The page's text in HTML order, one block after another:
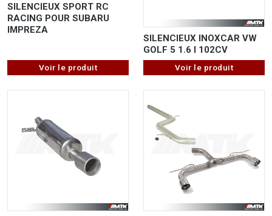
SILENCIEUX SPORT RC
RACING POUR SUBARU
IMPREZA
Voir le produit
SILENCIEUX INOXCAR VW
GOLF 5 1.6 I 102CV
Voir le produit